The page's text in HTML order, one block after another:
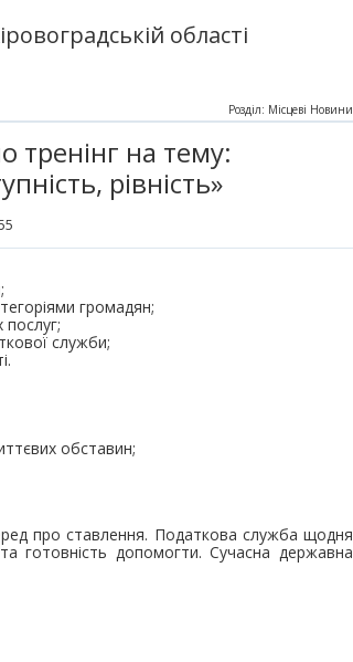
області
тренінг на тему:
рівність»
Розділ: Місцеві Новини
громадян;
служби;
обставин;
про ставлення. Податкова служба щодня
готовність допомогти. Сучасна державна